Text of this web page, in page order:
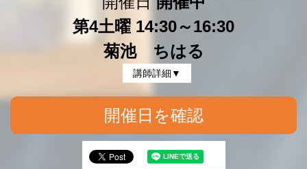
第4土曜 14:30～16:30
菊池 ちはる
講師詳細▼
開催日を確認